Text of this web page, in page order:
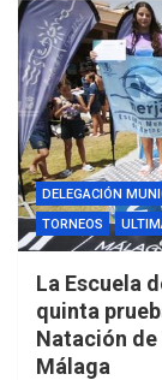
DELEGACIÓN
TORNEOS
La Escuela
quinta
Natación
Málaga